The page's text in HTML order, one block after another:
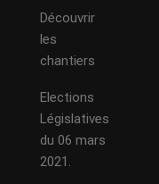
Découvrir
les
chantiers
Elections
Législatives
du 06 mars
2021.